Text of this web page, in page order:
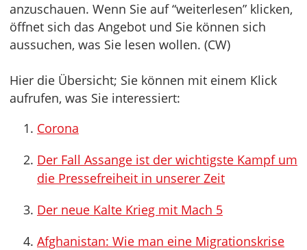
anzuschauen. Wenn Sie auf “weiterlesen” klicken,
öffnet sich das Angebot und Sie können sich
aussuchen, was Sie lesen wollen. (CW)
Hier die Übersicht; Sie können mit einem Klick
aufrufen, was Sie interessiert:
Corona
Der Fall Assange ist der wichtigste Kampf um
die Pressefreiheit in unserer Zeit
Der neue Kalte Krieg mit Mach 5
Afghanistan: Wie man eine Migrationskrise